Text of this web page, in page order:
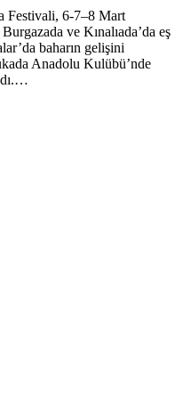
Festivali, 6-7–8 Mart
ve Kınalıada’da eş
baharın gelişini
Anadolu Kulübü’nde